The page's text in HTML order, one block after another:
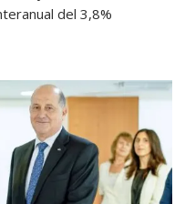
del 3,8%